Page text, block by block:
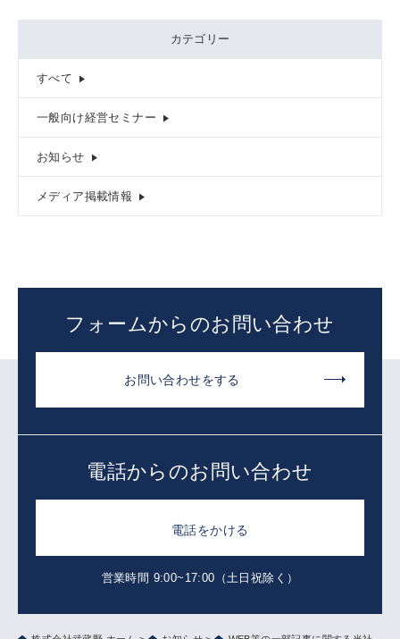
カテゴリー
すべて
一般向け経営セミナー
お知らせ
メディア掲載情報
フォームからのお問い合わせ
お問い合わせをする
電話からのお問い合わせ
電話をかける
営業時間 9:00~17:00（土日祝除く）